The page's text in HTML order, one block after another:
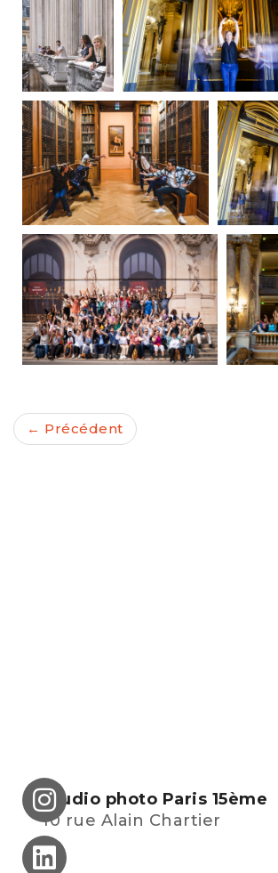
← Précédent
Studio photo Paris 15ème
10 rue Alain Chartier